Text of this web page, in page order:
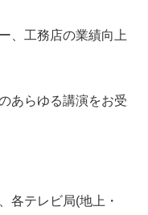
、工務店の業績向上
あらゆる講演をお受
各テレビ局(地上・